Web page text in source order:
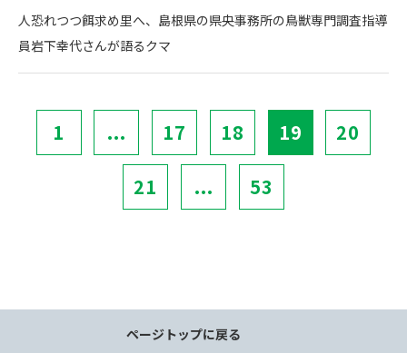
人恐れつつ餌求め里へ、島根県の県央事務所の鳥獣専門調査指導
員岩下幸代さんが語るクマ
1 ... 17 18 19 20
21 ... 53
ページトップに戻る